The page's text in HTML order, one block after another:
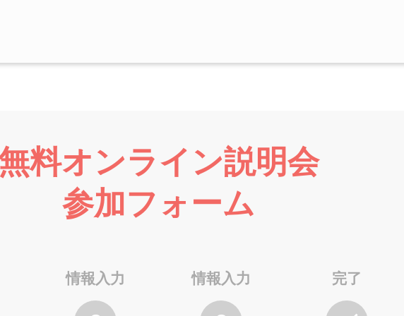
料オンライン説明会
参加フォーム
情報入力 情報入力 完了